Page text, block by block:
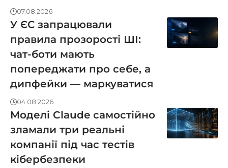
07.08.2026
У ЄС запрацювали
правила прозорості ШІ:
чат-боти мають
попереджати про себе, а
дипфейки — маркуватися
04.08.2026
Моделі Claude самостійно
зламали три реальні
компанії під час тестів
кібербезпеки